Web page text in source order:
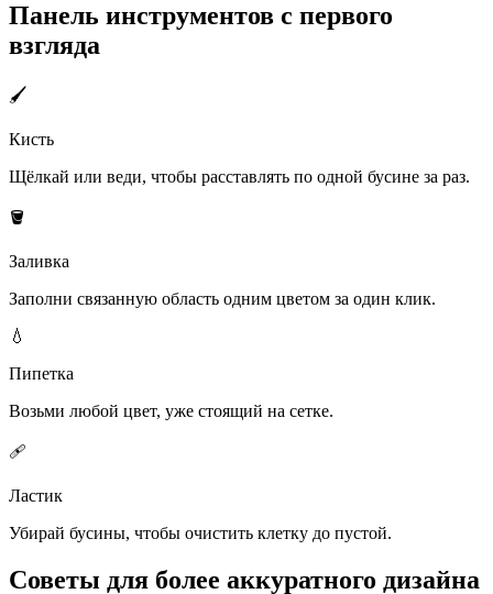
Панель инструментов с первого
взгляда
🖌️
Кисть
Щёлкай или веди, чтобы расставлять по одной бусине за раз.
🪣
Заливка
Заполни связанную область одним цветом за один клик.
💧
Пипетка
Возьми любой цвет, уже стоящий на сетке.
🩹
Ластик
Убирай бусины, чтобы очистить клетку до пустой.
Советы для более аккуратного дизайна